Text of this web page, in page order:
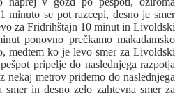
minuto se pot razcepi, desno je smer
za Fridrihštajn 10 minut in Livoldski
ponovno prečkamo makadamsko
medtem ko je levo smer za Livoldski
pripelje do naslednjega razpotja
metrov pridemo do naslednjega
in desno zelo zahtevna smer za